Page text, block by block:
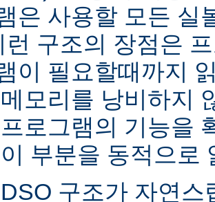
은 사용할 모든 실
런 구조의 장점은
이 필요할때까지
모리를 낭비하지
로그램의 기능을
부분을 동적으로
구조가 자연